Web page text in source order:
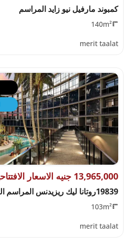
كمبوند مارفيل نيو زايد المراسم
140m²
merit taalat
13,965,000 جنيه الاسعار الافتتاحية
19839روتانا ليك ريزيدنس المراسم التجمع الخامس
103m²
merit taalat